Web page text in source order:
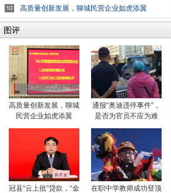
高质量创新发展，聊城民营企业如虎添翼
图评
高质量创新发展，聊城
民营企业如虎添翼
通报“奥迪违停事件”，
是否为官员不应为难
冠县“云上批”贷款，“金
在职中学教师成功登顶